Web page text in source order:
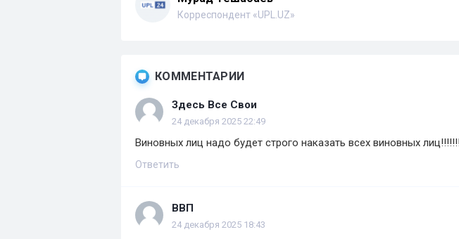
Корреспондент «UPL.UZ»
КОММЕНТАРИИ
Здесь Все Свои
24 декабря 2025 22:49
Виновных лиц надо будет строго наказать всех виновных
Ответить
ВВП
24 декабря 2025 18:43